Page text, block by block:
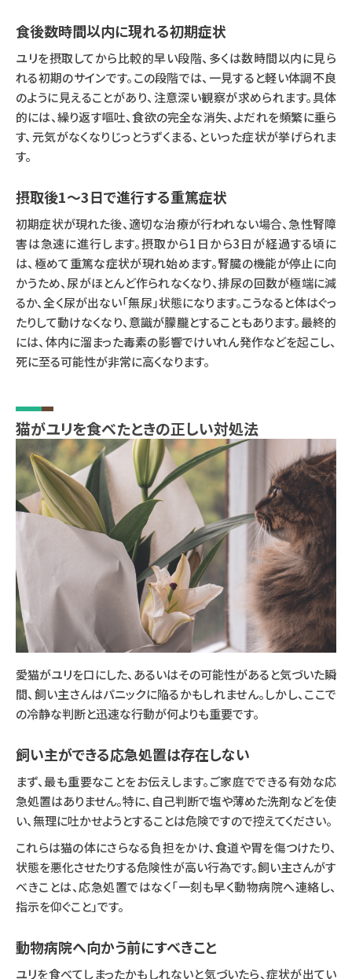
食後数時間以内に現れる初期症状
ユリを摂取してから比較的早い段階、多くは数時間以内に見ら
れる初期のサインです。この段階では、一見すると軽い体調不良
のように見えることがあり、注意深い観察が求められます。具体
的には、繰り返す嘔吐、食欲の完全な消失、よだれを頻繁に垂ら
す、元気がなくなりじっとうずくまる、といった症状が挙げられま
す。
摂取後1～3日で進行する重篤症状
初期症状が現れた後、適切な治療が行われない場合、急性腎障
害は急速に進行します。摂取から1日から3日が経過する頃に
は、極めて重篤な症状が現れ始めます。腎臓の機能が停止に向
かうため、尿がほとんど作られなくなり、排尿の回数が極端に減
るか、全く尿が出ない「無尿」状態になります。こうなると体はぐっ
たりして動けなくなり、意識が朦朧とすることもあります。最終的
には、体内に溜まった毒素の影響でけいれん発作などを起こし、
死に至る可能性が非常に高くなります。
猫がユリを食べたときの正しい対処法
愛猫がユリを口にした、あるいはその可能性があると気づいた瞬
間、飼い主さんはパニックに陥るかもしれません。しかし、ここで
の冷静な判断と迅速な行動が何よりも重要です。
飼い主ができる応急処置は存在しない
まず、最も重要なことをお伝えします。ご家庭でできる有効な応
急処置はありません。特に、自己判断で塩や薄めた洗剤などを使
い、無理に吐かせようとすることは危険ですので控えてください。
これらは猫の体にさらなる負担をかけ、食道や胃を傷つけたり、
状態を悪化させたりする危険性が高い行為です。飼い主さんがす
べきことは、応急処置ではなく「一刻も早く動物病院へ連絡し、
指示を仰ぐこと」です。
動物病院へ向かう前にすべきこと
ユリを食べてしまったかもしれないと気づいたら、症状が出てい